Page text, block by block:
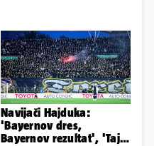
Navijači Hajduka:
'Bayernov dres,
Bayernov rezultat', 'Taj